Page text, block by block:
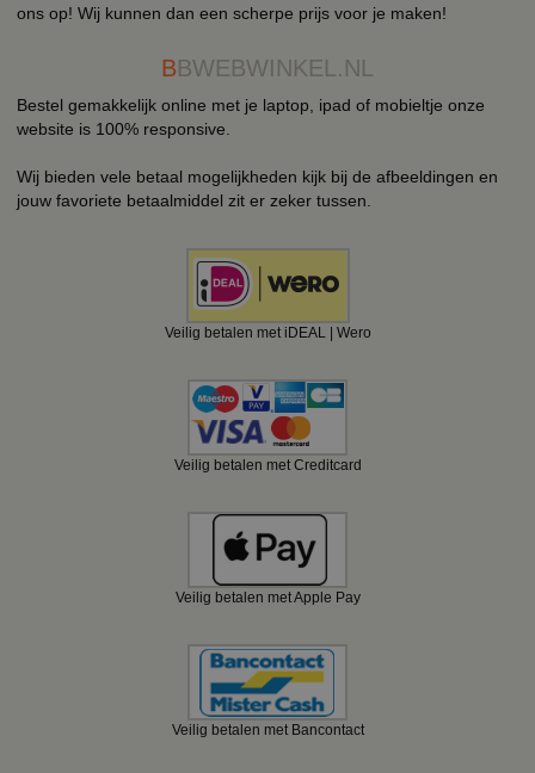
ons op! Wij kunnen dan een scherpe prijs voor je maken!
BBWEBWINKEL.NL
Bestel gemakkelijk online met je laptop, ipad of mobieltje onze
website is 100% responsive.
Wij bieden vele betaal mogelijkheden kijk bij de afbeeldingen en
jouw favoriete betaalmiddel zit er zeker tussen.
Veilig betalen met iDEAL | Wero
Veilig betalen met Creditcard
Veilig betalen met Apple Pay
Veilig betalen met Bancontact